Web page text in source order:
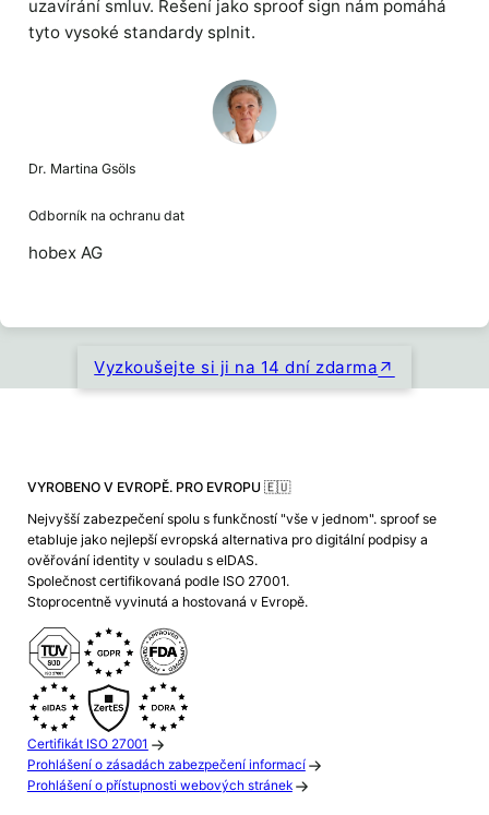
uzavírání smluv. Řešení jako sproof sign nám pomáhá
tyto vysoké standardy splnit.
Dr. Martina Gsöls
Odborník na ochranu dat
hobex AG
Vyzkoušejte si ji na 14 dní zdarma
VYROBENO V EVROPĚ. PRO EVROPU 🇪🇺
Nejvyšší zabezpečení spolu s funkčností "vše v jednom". sproof se
etabluje jako nejlepší evropská alternativa pro digitální podpisy a
ověřování identity v souladu s eIDAS.
Společnost certifikovaná podle ISO 27001.
Stoprocentně vyvinutá a hostovaná v Evropě.
Certifikát ISO 27001
Prohlášení o zásadách zabezpečení informací
Prohlášení o přístupnosti webových stránek